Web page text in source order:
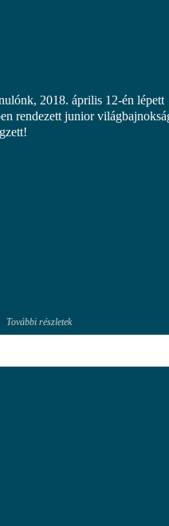
2018. április 12-én lépett
rendezett junior
További részletek